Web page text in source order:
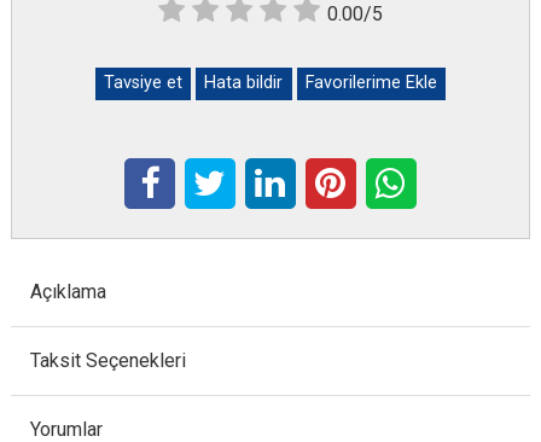
0.00/5
Tavsiye et Hata bildir Favorilerime Ekle
Açıklama
Taksit Seçenekleri
Yorumlar